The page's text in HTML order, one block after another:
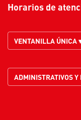
Horarios de
VENTANILLA ÚNICA
ADMINISTRATIVOS Y